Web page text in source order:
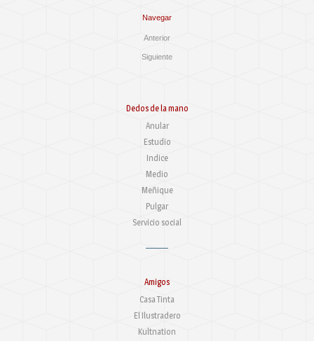
Navegar
Anterior
Siguiente
Dedos de la mano
Anular
Estudio
Indice
Medio
Meñique
Pulgar
Servicio social
Amigos
Casa Tinta
El Ilustradero
Kultnation